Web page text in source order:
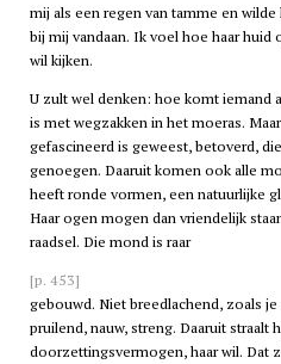
mij als een regen van tamme en
bij mij vandaan. Ik voel hoe haar
wil kijken.
U zult wel denken: hoe komt iemand
is met wegzakken in het moeras.
gefascineerd is geweest, betoverd,
genoegen. Daaruit komen ook alle
heeft ronde vormen, een natuurlijke
Haar ogen mogen dan vriendelijk
raadsel. Die mond is raar
[p. 453]
gebouwd. Niet breedlachend, zoals
pruilend, nauw, streng. Daaruit straalt
doorzettingsvermogen, haar wil. Dat